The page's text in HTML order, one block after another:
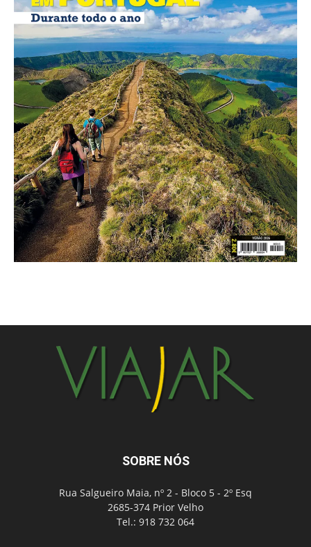
SOBRE NÓS
Rua Salgueiro Maia, nº 2 - Bloco 5 - 2º Esq
2685-374 Prior Velho
Tel.: 918 732 064